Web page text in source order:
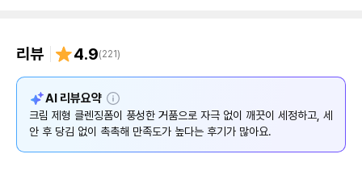
리뷰 4.9(221)
AI 리뷰요약 설
명
크림 제형 클렌징폼이 풍성한 거품으로 자극 없이 깨끗이 세정하고, 세
안 후 당김 없이 촉촉해 만족도가 높다는 후기가 많아요.